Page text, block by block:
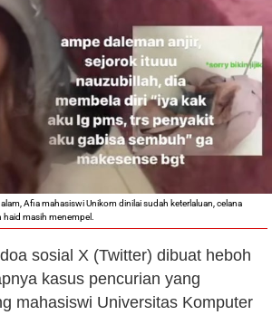
Afia mahasiswi Unikom dinilai sudah keterlaluan, celana
masih menempel.
sosial X (Twitter) dibuat heboh
kasus pencurian yang
mahasiswi Universitas Komputer